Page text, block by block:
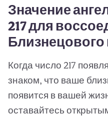
Значение
217 для
Когда число 217
знаком, что ваше
появится в вашей
оставайтесь